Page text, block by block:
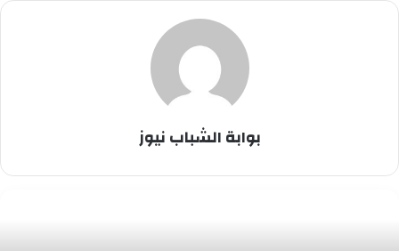
بوابة الشباب نيوز